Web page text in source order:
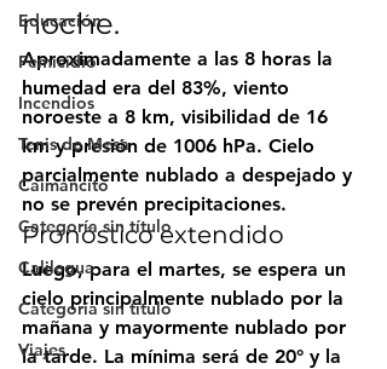
Educación
Femicidio
Incendios
Tenis de Mesa
Caimancito
Categoría sin título
Calilegua
Categoría sin título
Viajes
noche.
Aproximadamente a las 8 horas la
humedad era del 83%, viento
noroeste a 8 km, visibilidad de 16
km y presión de 1006 hPa. Cielo
parcialmente nublado a despejado y
no se prevén precipitaciones.
Pronóstico extendido
Luego, para el martes, se espera un
cielo principalmente nublado por la
mañana y mayormente nublado por
la tarde. La mínima será de 20° y la